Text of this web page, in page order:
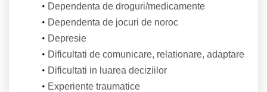
Dependenta de droguri/medicamente
Dependenta de jocuri de noroc
Depresie
Dificultati de comunicare, relationare, adaptare
Dificultati in luarea deciziilor
Experiente traumatice